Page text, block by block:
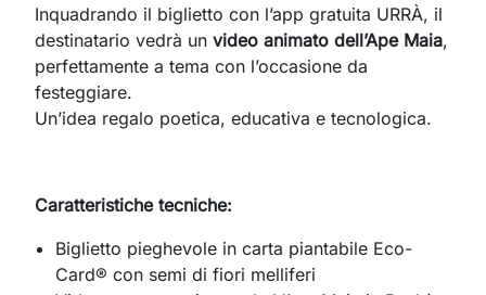
Inquadrando il biglietto con l’app gratuita URRÀ, il
destinatario vedrà un video animato dell’Ape Maia,
perfettamente a tema con l’occasione da
festeggiare.
Un’idea regalo poetica, educativa e tecnologica.
Caratteristiche tecniche:
Biglietto pieghevole in carta piantabile Eco-
Card® con semi di fiori melliferi